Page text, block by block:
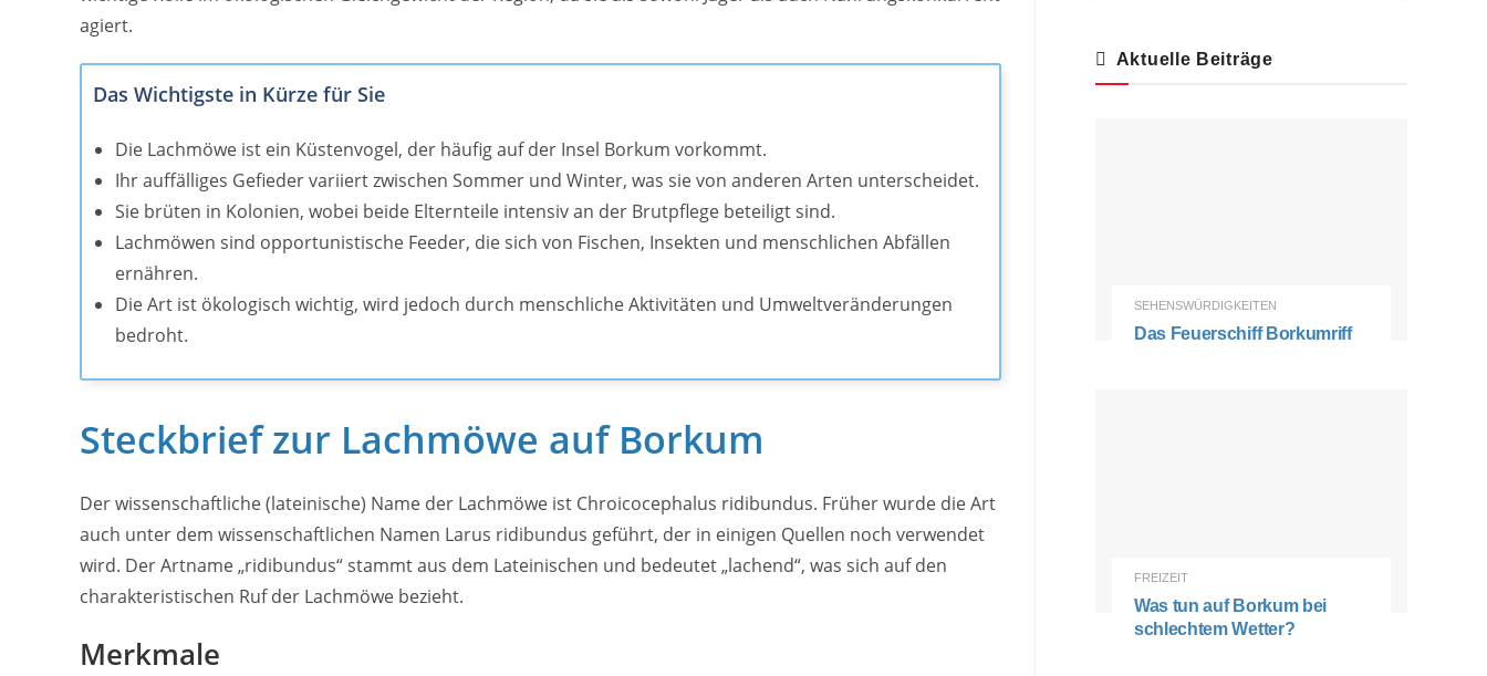
agiert.
Das Wichtigste in Kürze für Sie
Die Lachmöwe ist ein Küstenvogel, der häufig auf der Insel Borkum vorkommt.
Ihr auffälliges Gefieder variiert zwischen Sommer und Winter, was sie von anderen Arten unterscheidet.
Sie brüten in Kolonien, wobei beide Elternteile intensiv an der Brutpflege beteiligt sind.
Lachmöwen sind opportunistische Feeder, die sich von Fischen, Insekten und menschlichen Abfällen
ernähren.
Die Art ist ökologisch wichtig, wird jedoch durch menschliche Aktivitäten und Umweltveränderungen
bedroht.
Steckbrief zur Lachmöwe auf Borkum
Der wissenschaftliche (lateinische) Name der Lachmöwe ist Chroicocephalus ridibundus. Früher wurde die Art
auch unter dem wissenschaftlichen Namen Larus ridibundus geführt, der in einigen Quellen noch verwendet
wird. Der Artname „ridibundus“ stammt aus dem Lateinischen und bedeutet „lachend“, was sich auf den
charakteristischen Ruf der Lachmöwe bezieht.
Merkmale
Aktuelle Beiträge
SEHENSWÜRDIGKEITEN
Das Feuerschiff Borkumriff
FREIZEIT
Was tun auf Borkum bei
schlechtem Wetter?